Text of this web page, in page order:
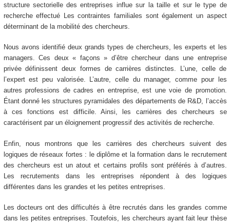
structure sectorielle des entreprises influe sur la taille et sur le type de
recherche effectué Les contraintes familiales sont également un aspect
déterminant de la mobilité des chercheurs.
Nous avons identifié deux grands types de chercheurs, les experts et les
managers. Ces deux « façons » d’être chercheur dans une entreprise
privée définissent deux formes de carrières distinctes. L’une, celle de
l’expert est peu valorisée. L’autre, celle du manager, comme pour les
autres professions de cadres en entreprise, est une voie de promotion.
Étant donné les structures pyramidales des départements de R&D, l’accès
à ces fonctions est difficile. Ainsi, les carrières des chercheurs se
caractérisent par un éloignement progressif des activités de recherche.
Enfin, nous montrons que les carrières des chercheurs suivent des
logiques de réseaux fortes : le diplôme et la formation dans le recrutement
des chercheurs est un atout et certains profils sont préférés à d’autres.
Les recrutements dans les entreprises répondent à des logiques
différentes dans les grandes et les petites entreprises.
Les docteurs ont des difficultés à être recrutés dans les grandes comme
dans les petites entreprises. Toutefois, les chercheurs ayant fait leur thèse